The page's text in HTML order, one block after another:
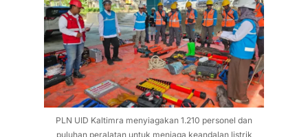
PLN UID Kaltimra menyiagakan 1.210 personel dan
puluhan peralatan untuk menjaga keandalan listrik